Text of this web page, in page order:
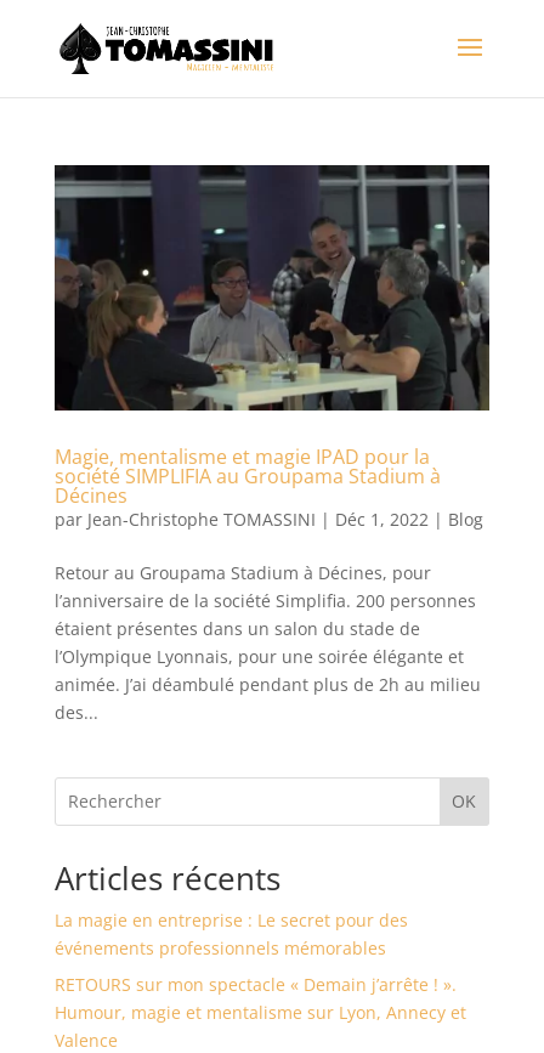
Magie, mentalisme et magie IPAD pour la
société SIMPLIFIA au Groupama Stadium à
Décines
par Jean-Christophe TOMASSINI | Déc 1, 2022 | Blog
Retour au Groupama Stadium à Décines, pour
l’anniversaire de la société Simplifia. 200 personnes
étaient présentes dans un salon du stade de
l’Olympique Lyonnais, pour une soirée élégante et
animée. J’ai déambulé pendant plus de 2h au milieu
des...
OK
Articles récents
La magie en entreprise : Le secret pour des
événements professionnels mémorables
RETOURS sur mon spectacle « Demain j’arrête ! ».
Humour, magie et mentalisme sur Lyon, Annecy et
Valence